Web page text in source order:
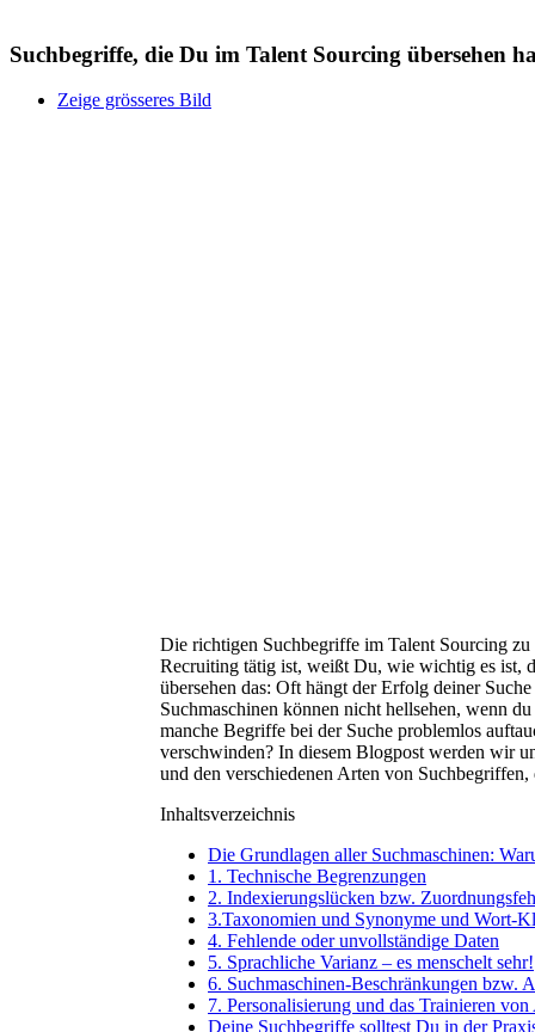
Suchbegriffe, die Du im Talent Sourcing übersehen
Zeige grösseres Bild
Die richtigen Suchbegriffe im Talent Sourcing
Recruiting tätig ist, weißt Du, wie wichtig es ist,
übersehen das: Oft hängt der Erfolg deiner
Suchmaschinen können nicht hellsehen, wenn
manche Begriffe bei der Suche problemlos
verschwinden? In diesem Blogpost werden wir
und den verschiedenen Arten von
Inhaltsverzeichnis
Die Grundlagen aller Suchmaschinen:
1. Technische Begrenzungen
2. Indexierungslücken bzw.
3.Taxonomien und Synonyme und Wort-
4. Fehlende oder unvollständige Daten
5. Sprachliche Varianz – es menschelt sehr!
6. Suchmaschinen-Beschränkungen bzw.
7. Personalisierung und das Trainieren
Deine Suchbegriffe solltest Du in der